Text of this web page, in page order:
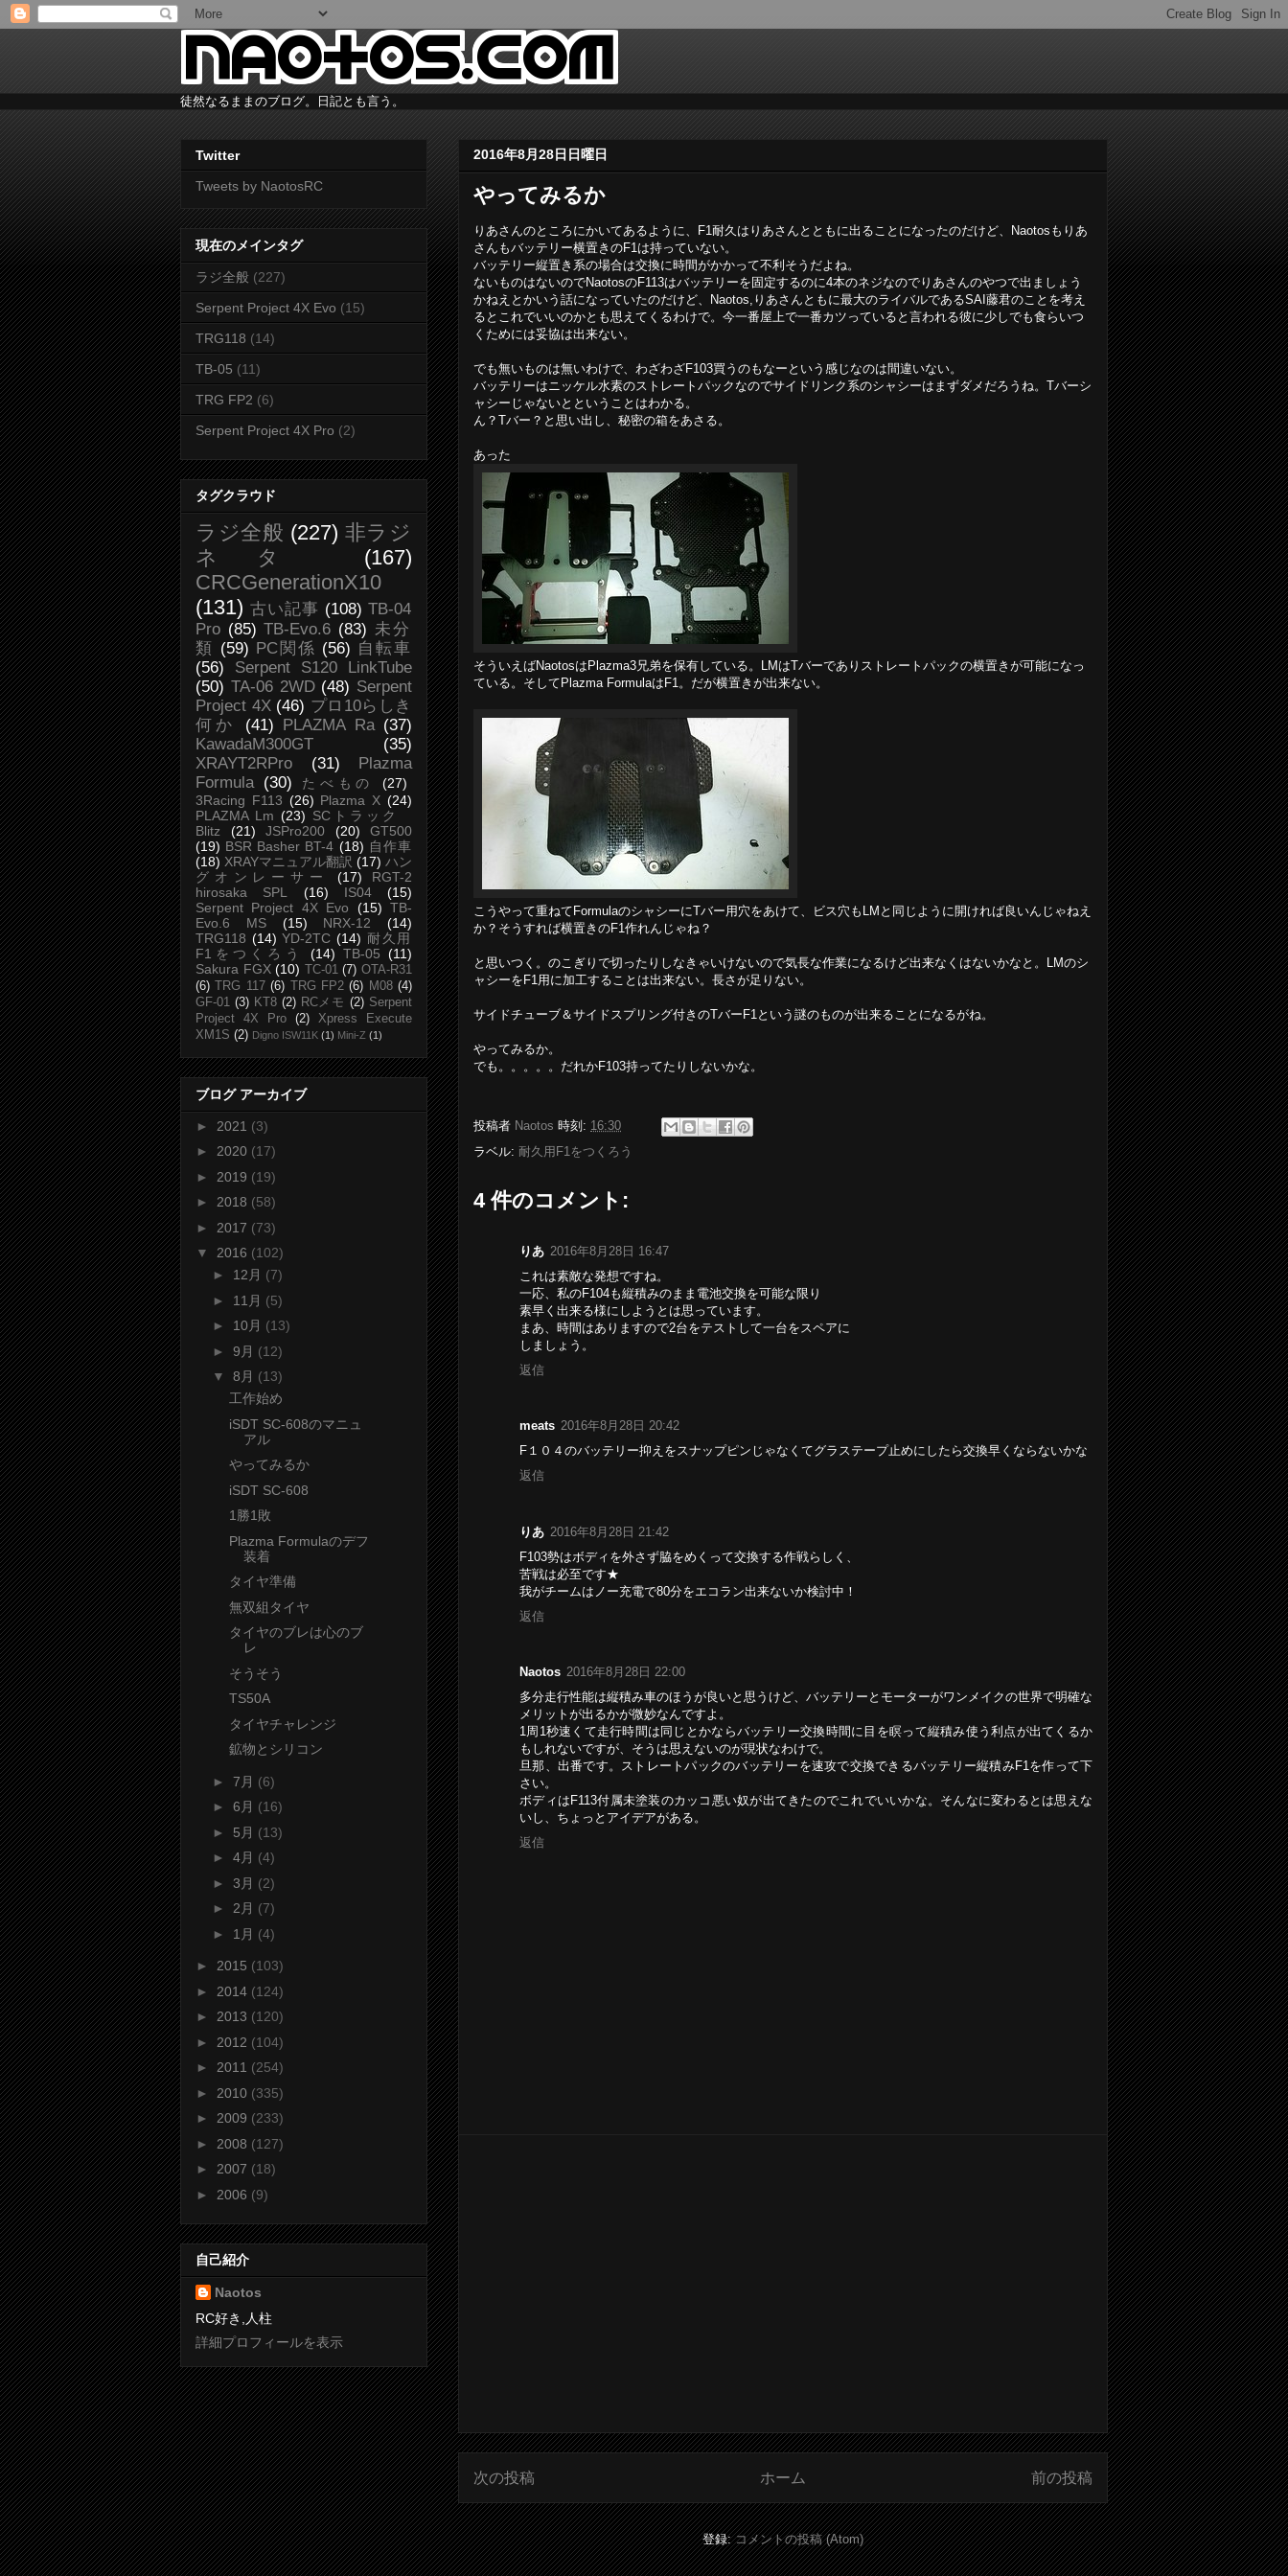
徒然なるままのブログ。日記とも言う。
2016年8月28日日曜日
やってみるか
りあさんのところにかいてあるように、F1耐久はりあさんとともに出ることになったのだけど、Naotosもりあ
さんもバッテリー横置きのF1は持っていない。
バッテリー縦置き系の場合は交換に時間がかかって不利そうだよね。
ないものはないのでNaotosのF113はバッテリーを固定するのに4本のネジなのでりあさんのやつで出ましょう
かねえとかいう話になっていたのだけど、Naotos,りあさんともに最大のライバルであるSAI藤君のことを考え
るとこれでいいのかとも思えてくるわけで。今一番屋上で一番カツっていると言われる彼に少しでも食らいつ
くためには妥協は出来ない。
でも無いものは無いわけで、わざわざF103買うのもなーという感じなのは間違いない。
バッテリーはニッケル水素のストレートパックなのでサイドリンク系のシャシーはまずダメだろうね。Tバーシ
ャシーじゃないとということはわかる。
ん？Tバー？と思い出し、秘密の箱をあさる。
あった
そういえばNaotosはPlazma3兄弟を保有している。LMはTバーでありストレートパックの横置きが可能になっ
ている。そしてPlazma FormulaはF1。だが横置きが出来ない。
こうやって重ねてFormulaのシャシーにTバー用穴をあけて、ビス穴もLMと同じように開ければ良いんじゃねえ
か？そうすれば横置きのF1作れんじゃね？
と思いつく。のこぎりで切ったりしなきゃいけないので気長な作業になるけど出来なくはないかなと。LMのシ
ャシーをF1用に加工することは出来ない。長さが足りない。
サイドチューブ＆サイドスプリング付きのTバーF1という謎のものが出来ることになるがね。
やってみるか。
でも。。。。。だれかF103持ってたりしないかな。
投稿者 Naotos 時刻: 16:30
ラベル: 耐久用F1をつくろう
4 件のコメント:
りあ 2016年8月28日 16:47
これは素敵な発想ですね。
一応、私のF104も縦積みのまま電池交換を可能な限り
素早く出来る様にしようとは思っています。
まあ、時間はありますので2台をテストして一台をスペアに
しましょう。
返信
meats 2016年8月28日 20:42
F１０４のバッテリー抑えをスナップピンじゃなくてグラステープ止めにしたら交換早くならないかな
返信
りあ 2016年8月28日 21:42
F103勢はボディを外さず脇をめくって交換する作戦らしく、
苦戦は必至です★
我がチームはノー充電で80分をエコラン出来ないか検討中！
返信
Naotos 2016年8月28日 22:00
多分走行性能は縦積み車のほうが良いと思うけど、バッテリーとモーターがワンメイクの世界で明確な
メリットが出るかが微妙なんですよ。
1周1秒速くて走行時間は同じとかならバッテリー交換時間に目を瞑って縦積み使う利点が出てくるか
もしれないですが、そうは思えないのが現状なわけで。
旦那、出番です。ストレートパックのバッテリーを速攻で交換できるバッテリー縦積みF1を作って下
さい。
ボディはF113付属未塗装のカッコ悪い奴が出てきたのでこれでいいかな。そんなに変わるとは思えな
いし、ちょっとアイデアがある。
返信
次の投稿 前の投稿
ホーム
登録:コメントの投稿 (Atom)
Twitter
Tweets by NaotosRC
現在のメインタグ
ラジ全般 (227)
Serpent Project 4X Evo (15)
TRG118 (14)
TB-05 (11)
TRG FP2 (6)
Serpent Project 4X Pro (2)
タグクラウド
ラジ全般 (227) 非ラジ
ネタ
(167)
CRCGenerationX10
(131) 古い記事 (108) TB-04
Pro (85) TB-Evo.6 (83) 未分
類
(59) PC関係 (56) 自転車
(56)
Serpent S120 LinkTube
(50) TA-06 2WD (48) Serpent
Project 4X (46) プロ10らしき
何か
(41) PLAZMA Ra (37)
KawadaM300GT
(35)
XRAYT2RPro
(31)
Plazma
Formula (30) たべもの
(27)
3Racing F113 (26) Plazma X (24)
PLAZMA Lm (23) SCトラック
Blitz
(21) JSPro200 (20)
GT500
(19) BSR Basher BT-4 (18) 自作車
(18) XRAYマニュアル翻訳 (17) ハン
グオンレーサー
(17)
RGT-2
hirosaka SPL
(16) IS04
(15)
Serpent Project 4X Evo
(15) TB-
Evo.6 MS
(15) NRX-12
(14)
TRG118 (14) YD-2TC (14) 耐久用
F1をつくろう
(14) TB-05 (11)
Sakura FGX (10) TC-01 (7) OTA-R31
(6)
TRG 117 (6) TRG FP2 (6) M08 (4)
GF-01 (3) KT8 (2) RCメモ (2) Serpent
Project 4X Pro
(2)
Xpress Execute
XM1S (2) Digno ISW11K (1) Mini-Z (1)
ブログ アーカイブ
► 2021 (3)
► 2020 (17)
► 2019 (19)
► 2018 (58)
► 2017 (73)
▼ 2016 (102)
► 12月 (7)
► 11月 (5)
► 10月 (13)
► 9月 (12)
▼ 8月 (13)
工作始め
iSDT SC-608のマニュ
アル
やってみるか
iSDT SC-608
1勝1敗
Plazma Formulaのデフ
装着
タイヤ準備
無双組タイヤ
タイヤのブレは心のブ
レ
そうそう
TS50A
タイヤチャレンジ
鉱物とシリコン
► 7月 (6)
► 6月 (16)
► 5月 (13)
► 4月 (4)
► 3月 (2)
► 2月 (7)
► 1月 (4)
► 2015 (103)
► 2014 (124)
► 2013 (120)
► 2012 (104)
► 2011 (254)
► 2010 (335)
► 2009 (233)
► 2008 (127)
► 2007 (18)
► 2006 (9)
自己紹介
Naotos
RC好き,人柱
詳細プロフィールを表示